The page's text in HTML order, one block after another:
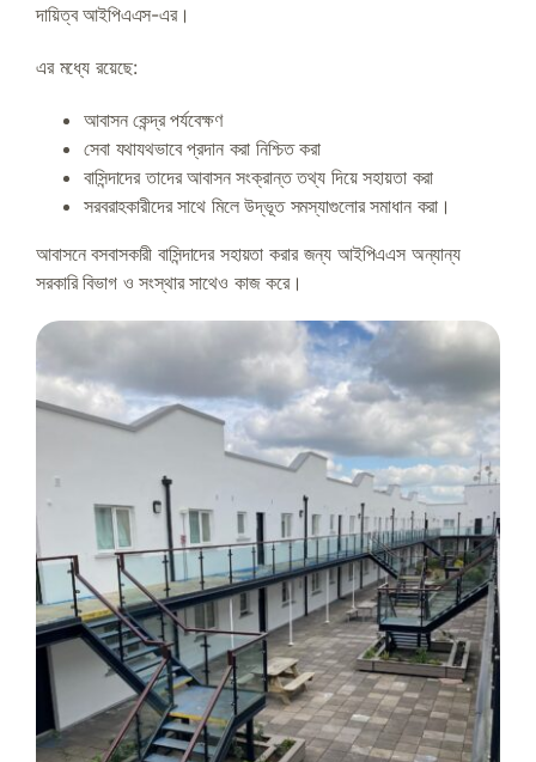
দায়িত্ব আইপিএএস-এর।
এর মধ্যে রয়েছে:
আবাসন কেন্দ্র পর্যবেক্ষণ
সেবা যথাযথভাবে প্রদান করা নিশ্চিত করা
বাসিন্দাদের তাদের আবাসন সংক্রান্ত তথ্য দিয়ে সহায়তা করা
সরবরাহকারীদের সাথে মিলে উদ্ভূত সমস্যাগুলোর সমাধান করা।
আবাসনে বসবাসকারী বাসিন্দাদের সহায়তা করার জন্য আইপিএএস অন্যান্য
সরকারি বিভাগ ও সংস্থার সাথেও কাজ করে।